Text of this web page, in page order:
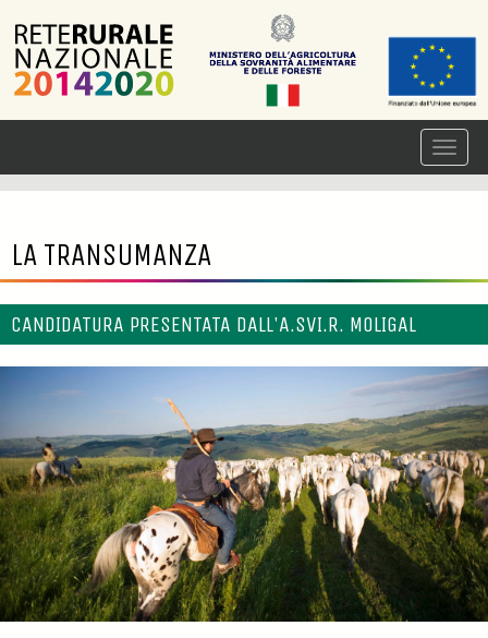
LA TRANSUMANZA
CANDIDATURA PRESENTATA DALL'A.SVI.R. MOLIGAL